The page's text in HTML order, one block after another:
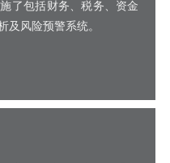
了包括财务、税务、资金
及风险预警系统。